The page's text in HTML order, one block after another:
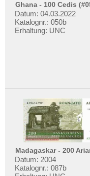
Ghana - 100 Cedis
Datum: 04.03.2022
Katalognr.: 050b
Erhaltung: UNC
Madagaskar - 200
Datum: 2004
Katalognr.: 087b